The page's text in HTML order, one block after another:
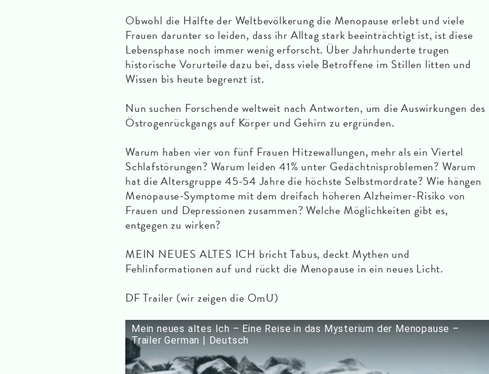
Obwohl die Hälfte der Weltbevölkerung die Menopause erlebt und viele
Frauen darunter so leiden, dass ihr Alltag stark beeinträchtigt ist, ist diese
Lebensphase noch immer wenig erforscht. Über Jahrhunderte trugen
historische Vorurteile dazu bei, dass viele Betroffene im Stillen litten und
Wissen bis heute begrenzt ist.
Nun suchen Forschende weltweit nach Antworten, um die Auswirkungen des
Östrogenrückgangs auf Körper und Gehirn zu ergründen.
Warum haben vier von fünf Frauen Hitzewallungen, mehr als ein Viertel
Schlafstörungen? Warum leiden 41% unter Gedächtnisproblemen? Warum
hat die Altersgruppe 45-54 Jahre die höchste Selbstmordrate? Wie hängen
Menopause-Symptome mit dem dreifach höheren Alzheimer-Risiko von
Frauen und Depressionen zusammen? Welche Möglichkeiten gibt es,
entgegen zu wirken?
MEIN NEUES ALTES ICH bricht Tabus, deckt Mythen und
Fehlinformationen auf und rückt die Menopause in ein neues Licht.
DF Trailer (wir zeigen die OmU)
Mein neues altes Ich – Eine Reise in das Mysterium der Menopause –
Trailer German | Deutsch